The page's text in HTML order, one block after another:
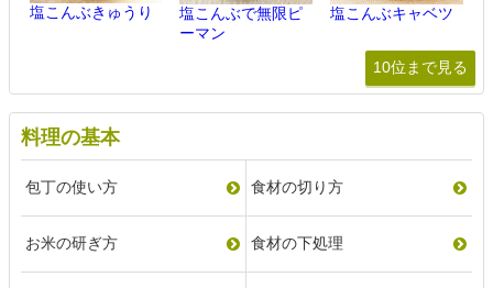
塩こんぶきゅうり
塩こんぶで無限ピ
ーマン
塩こんぶキャベツ
10位まで見る
料理の基本
包丁の使い方 食材の切り方
お米の研ぎ方 食材の下処理